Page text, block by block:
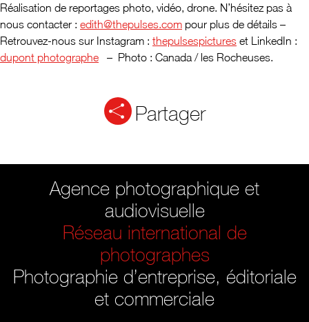
Réalisation de reportages photo, vidéo, drone. N’hésitez pas à
nous contacter : edith@thepulses.com pour plus de détails –
Retrouvez-nous sur Instagram : thepulsespictures et LinkedIn :
dupont photographe – Photo : Canada / les Rocheuses.
Partager
Agence photographique et
audiovisuelle
Réseau international de
photographes
Photographie d’entreprise, éditoriale
et commerciale